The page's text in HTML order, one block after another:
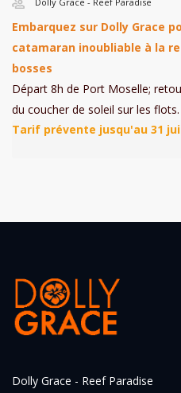
Embarquez sur Dolly Grace
catamaran inoubliable à la
bosses
Départ 8h de Port Moselle;
du coucher de soleil sur les flots.
Dolly Grace - Reef Paradise